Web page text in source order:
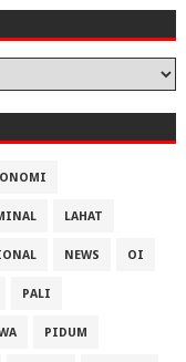
LAHAT
NEWS OI
PALI
PIDUM